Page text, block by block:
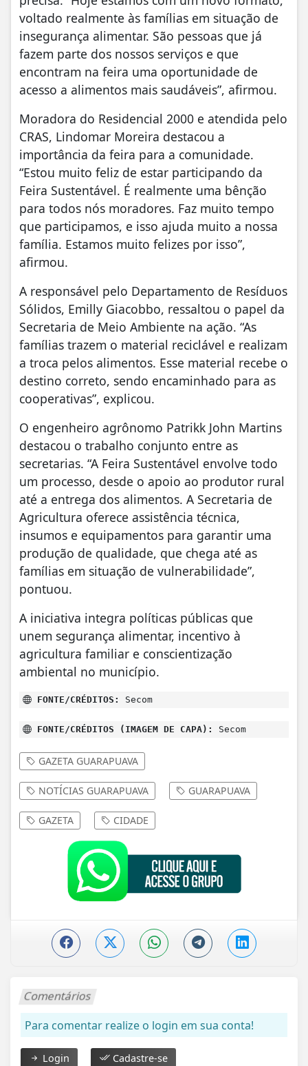
voltado realmente às famílias em situação de
insegurança alimentar. São pessoas que já
fazem parte dos nossos serviços e que
encontram na feira uma oportunidade de
acesso a alimentos mais saudáveis”, afirmou.
Moradora do Residencial 2000 e atendida pelo
CRAS, Lindomar Moreira destacou a
importância da feira para a comunidade.
“Estou muito feliz de estar participando da
Feira Sustentável. É realmente uma bênção
para todos nós moradores. Faz muito tempo
que participamos, e isso ajuda muito a nossa
família. Estamos muito felizes por isso”,
afirmou.
A responsável pelo Departamento de Resíduos
Sólidos, Emilly Giacobbo, ressaltou o papel da
Secretaria de Meio Ambiente na ação. “As
famílias trazem o material reciclável e realizam
a troca pelos alimentos. Esse material recebe o
destino correto, sendo encaminhado para as
cooperativas”, explicou.
O engenheiro agrônomo Patrikk John Martins
destacou o trabalho conjunto entre as
secretarias. “A Feira Sustentável envolve todo
um processo, desde o apoio ao produtor rural
até a entrega dos alimentos. A Secretaria de
Agricultura oferece assistência técnica,
insumos e equipamentos para garantir uma
produção de qualidade, que chega até as
famílias em situação de vulnerabilidade”,
pontuou.
A iniciativa integra políticas públicas que
unem segurança alimentar, incentivo à
agricultura familiar e conscientização
ambiental no município.
FONTE/CRÉDITOS: Secom
FONTE/CRÉDITOS (IMAGEM DE CAPA): Secom
GAZETA GUARAPUAVA
NOTÍCIAS GUARAPUAVA GUARAPUAVA
GAZETA CIDADE
Comentários
Para comentar realize o login em sua conta!
Login Cadastre-se